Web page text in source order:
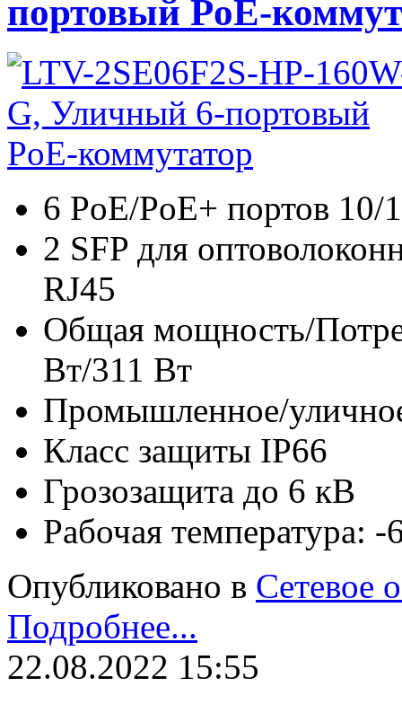
портовый PoE-
6 PoE/PoE+ портов
2 SFP для
RJ45
Общая мощность/
Вт/311 Вт
Промышленное/
Класс защиты IP66
Грозозащита до 6 кВ
Рабочая температура:
Опубликовано в Сетевое
Подробнее...
22.08.2022 15:55